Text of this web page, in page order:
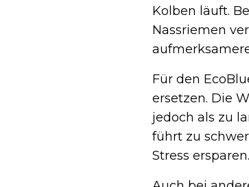
Kolben läuft.
Nassriemen
Für den
ersetzen. Die
jedoch als zu
führt zu
Stress ersparen.